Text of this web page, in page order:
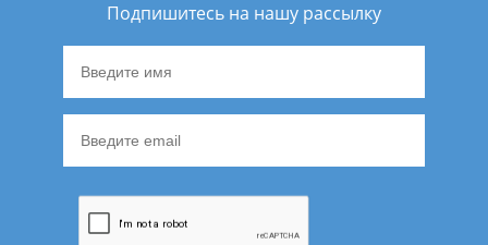
Подпишитесь на нашу рассылку